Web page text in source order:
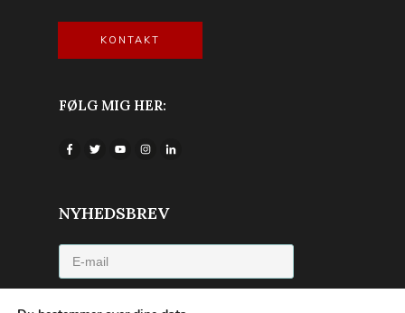
KONTAKT
FØLG MIG HER:
NYHEDSBREV